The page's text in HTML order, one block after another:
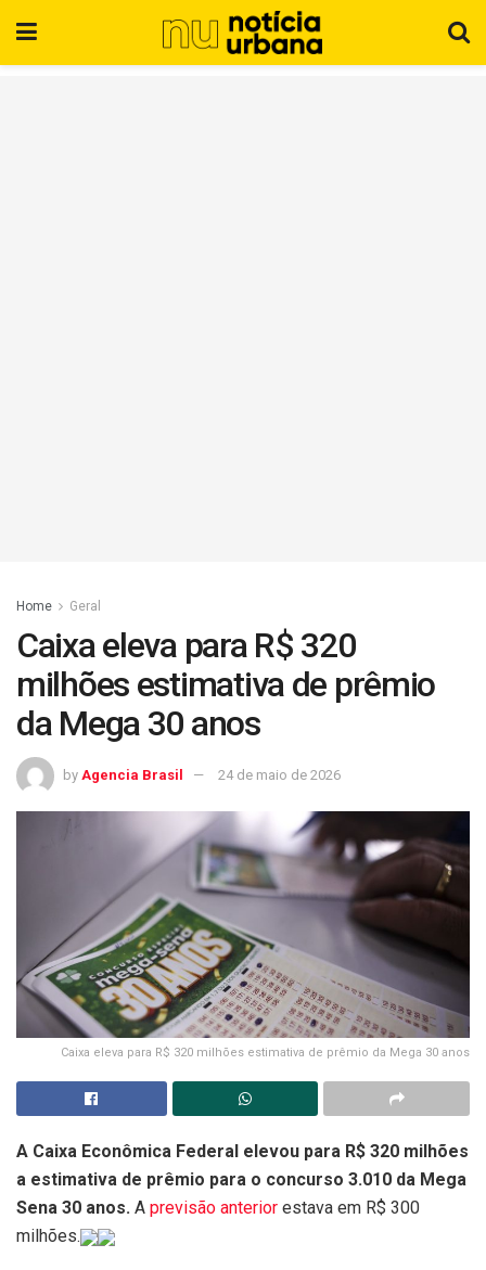
Home Geral
Caixa eleva para R$ 320
milhões estimativa de prêmio
da Mega 30 anos
by Agencia Brasil 24 de maio de 2026
Caixa eleva para R$ 320 milhões estimativa de prêmio da Mega 30 anos
A Caixa Econômica Federal elevou para R$ 320 milhões
a estimativa de prêmio para o concurso 3.010 da Mega
Sena 30 anos. A previsão anterior estava em R$ 300
milhões.